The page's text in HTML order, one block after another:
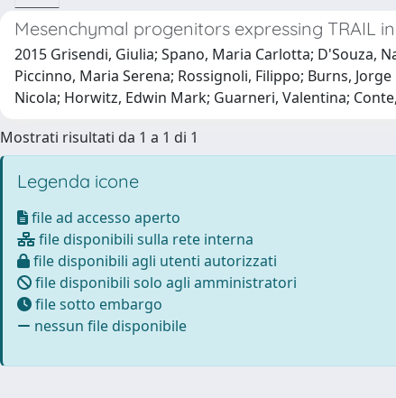
Mesenchymal progenitors expressing TRAIL
2015 Grisendi, Giulia; Spano, Maria Carlotta; D'Souza,
Piccinno, Maria Serena; Rossignoli, Filippo; Burns,
Nicola; Horwitz, Edwin Mark; Guarneri, Valentina;
Mostrati risultati da 1 a 1 di 1
Legenda icone
file ad accesso aperto
file disponibili sulla rete interna
file disponibili agli utenti autorizzati
file disponibili solo agli amministratori
file sotto embargo
nessun file disponibile